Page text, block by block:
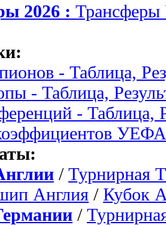
2026 :
- Таблица,
- Таблица,
- Таблица,
УЕФА
/ Турнирная
Англия / Кубок
/